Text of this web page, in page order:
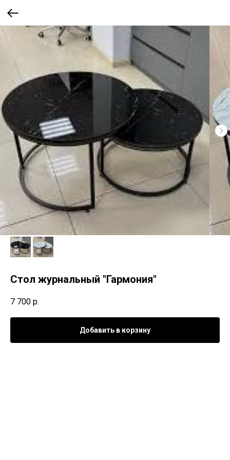
Стол журнальный "Гармония"
7 700 р.
Добавить в корзину